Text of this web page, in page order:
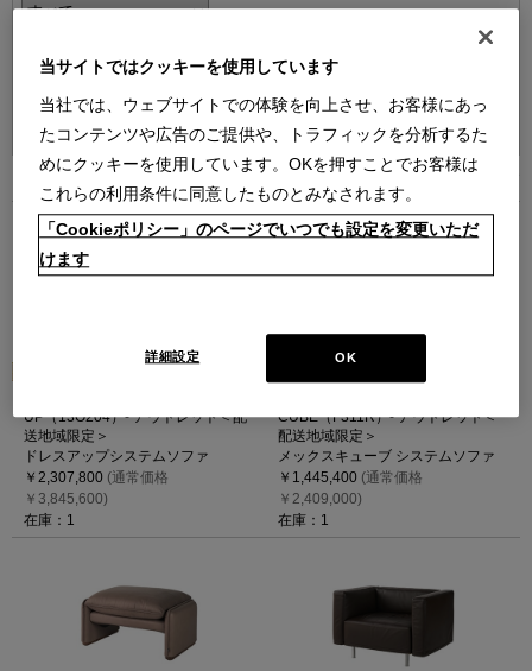
並べ替え：
UP（13O204）- アウトレット＜配
送地域限定＞
ドレスアップシステムソファ
￥2,307,800 (通常価格
￥3,845,600)
在庫：1
CUBE（F311R）- アウトレット＜
配送地域限定＞
メックスキューブ システムソファ
￥1,445,400 (通常価格
￥2,409,000)
在庫：1
当サイトではクッキーを使用しています
当社では、ウェブサイトでの体験を向上させ、お客様にあっ
たコンテンツや広告のご提供や、トラフィックを分析するた
めにクッキーを使用しています。OKを押すことでお客様は
これらの利用条件に同意したものとみなされます。
「Cookieポリシー」のページでいつでも設定を変更いただ
けます
OK
詳細設定